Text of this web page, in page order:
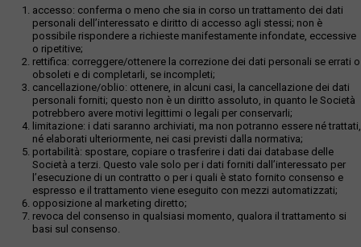
accesso: conferma o meno che sia in corso un trattamento dei dati
personali dell’interessato e diritto di accesso agli stessi; non è
possibile rispondere a richieste manifestamente infondate, eccessive
o ripetitive;
rettifica: correggere/ottenere la correzione dei dati personali se errati o
obsoleti e di completarli, se incompleti;
cancellazione/oblio: ottenere, in alcuni casi, la cancellazione dei dati
personali forniti; questo non è un diritto assoluto, in quanto le Società
potrebbero avere motivi legittimi o legali per conservarli;
limitazione: i dati saranno archiviati, ma non potranno essere né trattati,
né elaborati ulteriormente, nei casi previsti dalla normativa;
portabilità: spostare, copiare o trasferire i dati dai database delle
Società a terzi. Questo vale solo per i dati forniti dall’interessato per
l’esecuzione di un contratto o per i quali è stato fornito consenso e
espresso e il trattamento viene eseguito con mezzi automatizzati;
opposizione al marketing diretto;
revoca del consenso in qualsiasi momento, qualora il trattamento si
basi sul consenso.